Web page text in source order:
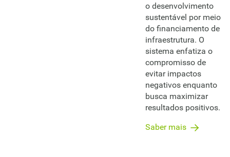
o desenvolvimento
sustentável por meio
do financiamento de
infraestrutura. O
sistema enfatiza o
compromisso de
evitar impactos
negativos enquanto
busca maximizar
resultados positivos.
Saber mais